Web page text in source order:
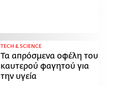
ΤECH & SCIENCE
Τα απρόσμενα οφέλη του
καυτερού φαγητού για
την υγεία